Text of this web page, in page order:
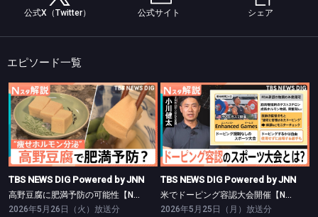
公式X（Twitter） 公式サイト シェア
エピソード一覧
TBS NEWS DIG Powered by JNN
高野豆腐に肥満予防の可能性【Nスタ】
TBS NEWS DIG Powered by JNN
高野豆腐に肥満予防の可能性【Nスタ】
2026年5月26日（火）放送分
TBS NEWS DIG Powered by JNN
米でドーピング容認大会開催【Nスタ】
TBS NEWS DIG Powered by JNN
米でドーピング容認大会開催【Nスタ】
2026年5月25日（月）放送分